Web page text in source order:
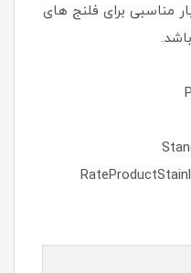
مناسبی برای فلنج های